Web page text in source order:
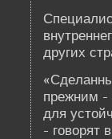
других
прежним -
для
- говорят